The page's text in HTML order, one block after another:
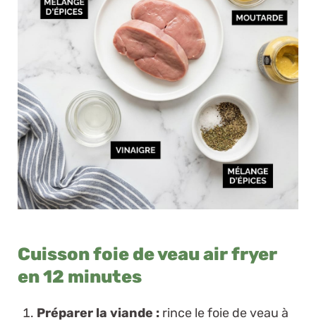
Cuisson foie de veau air fryer
en 12 minutes
Préparer la viande : rince le foie de veau à